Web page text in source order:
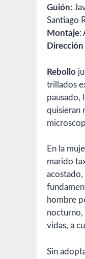
Guión:
Santiago
Montaje:
Rebollo
trillados
pausado,
quisieran
En la
marido
acostado,
hombre
nocturno,
vidas, a
Sin